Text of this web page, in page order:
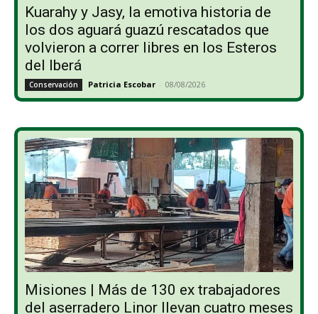
Kuarahy y Jasy, la emotiva historia de
los dos aguará guazú rescatados que
volvieron a correr libres en los Esteros
del Iberá
Conservación Patricia Escobar - 08/08/2026
Misiones | Más de 130 ex trabajadores
del aserradero Linor llevan cuatro meses